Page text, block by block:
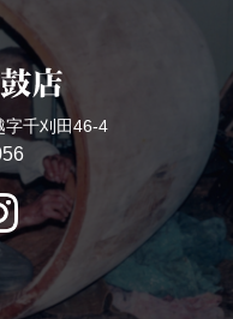
字千刈田46-4